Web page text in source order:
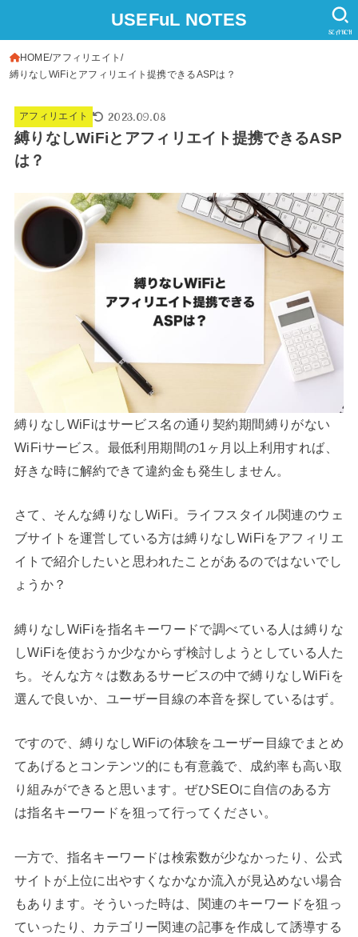
USEFuL NOTES
SEARCH
HOME アフィリエイト
縛りなしWiFiとアフィリエイト提携できるASPは？
アフィリエイト 2023.09.08
縛りなしWiFiとアフィリエイト提携できるASP
は？
縛りなしWiFiはサービス名の通り契約期間縛りがない
WiFiサービス。最低利用期間の1ヶ月以上利用すれば、
好きな時に解約できて違約金も発生しません。
さて、そんな縛りなしWiFi。ライフスタイル関連のウェ
ブサイトを運営している方は縛りなしWiFiをアフィリエ
イトで紹介したいと思われたことがあるのではないでし
ょうか？
縛りなしWiFiを指名キーワードで調べている人は縛りな
しWiFiを使おうか少なからず検討しようとしている人た
ち。そんな方々は数あるサービスの中で縛りなしWiFiを
選んで良いか、ユーザー目線の本音を探しているはず。
ですので、縛りなしWiFiの体験をユーザー目線でまとめ
てあげるとコンテンツ的にも有意義で、成約率も高い取
り組みができると思います。ぜひSEOに自信のある方
は指名キーワードを狙って行ってください。
一方で、指名キーワードは検索数が少なかったり、公式
サイトが上位に出やすくなかなか流入が見込めない場合
もあります。そういった時は、関連のキーワードを狙っ
ていったり、カテゴリー関連の記事を作成して誘導する